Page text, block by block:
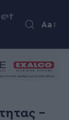
Aa
–